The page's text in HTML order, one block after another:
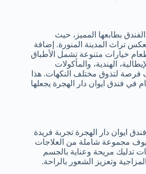
بطابعها المميز، حيث
تراث المدينة المنورة. إضافة
خيارات متنوعة تشمل الأطباق
الهندية، والمأكولات
فرصة لتذوق مختلف النكهات. هذا
في فندق ايوان دار الهجرة يجعلها
ايوان دار الهجرة تجربة فريدة
مجموعة شاملة من العلاجات
تدليك مريحة وعناية بالجسم
وتعزيز الشعور بالراحة.